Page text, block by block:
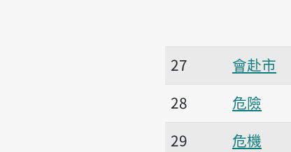
27
會赴市
28
危險
29
危機